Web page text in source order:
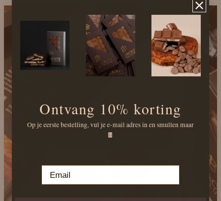
=.
VERTROUWD DOOR HORECA
Ontvang 10% korting
Op je eerste bestelling, vul jee-mail adres in en smullen maar
🍫